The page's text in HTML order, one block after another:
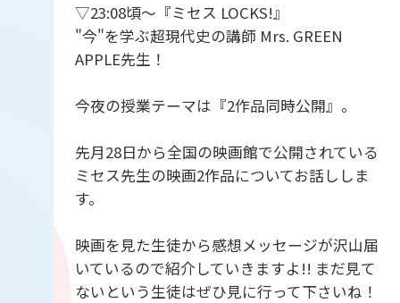
▽23:08頃～『ミセス LOCKS!』
"今"を学ぶ超現代史の講師 Mrs. GREEN
APPLE先生！
今夜の授業テーマは『2作品同時公開』。
先月28日から全国の映画館で公開されている
ミセス先生の映画2作品についてお話ししま
す。
映画を見た生徒から感想メッセージが沢山届
いているので紹介していきますよ!! まだ見て
ないという生徒はぜひ見に行って下さいね！